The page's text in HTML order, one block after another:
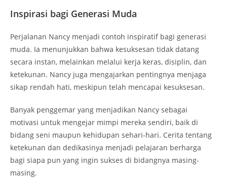
Inspirasi bagi Generasi Muda
Perjalanan Nancy menjadi contoh inspiratif bagi generasi
muda. Ia menunjukkan bahwa kesuksesan tidak datang
secara instan, melainkan melalui kerja keras, disiplin, dan
ketekunan. Nancy juga mengajarkan pentingnya menjaga
sikap rendah hati, meskipun telah mencapai kesuksesan.
Banyak penggemar yang menjadikan Nancy sebagai
motivasi untuk mengejar mimpi mereka sendiri, baik di
bidang seni maupun kehidupan sehari-hari. Cerita tentang
ketekunan dan dedikasinya menjadi pelajaran berharga
bagi siapa pun yang ingin sukses di bidangnya masing-
masing.